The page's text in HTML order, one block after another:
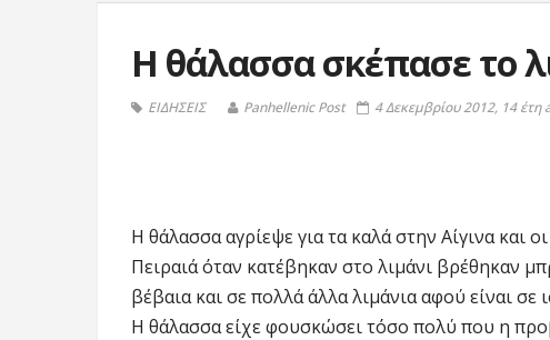
Η θάλασσα σκέπασε το
ΕΙΔΗΣΕΙΣ Panhellenic Post 4 Δεκεμβρίου 2012, 14 έτη
Η θάλασσα αγρίεψε για τα καλά στην Αίγινα και
Πειραιά όταν κατέβηκαν στο λιμάνι βρέθηκαν
βέβαια και σε πολλά άλλα λιμάνια αφού είναι
Η θάλασσα είχε φουσκώσει τόσο πολύ που η